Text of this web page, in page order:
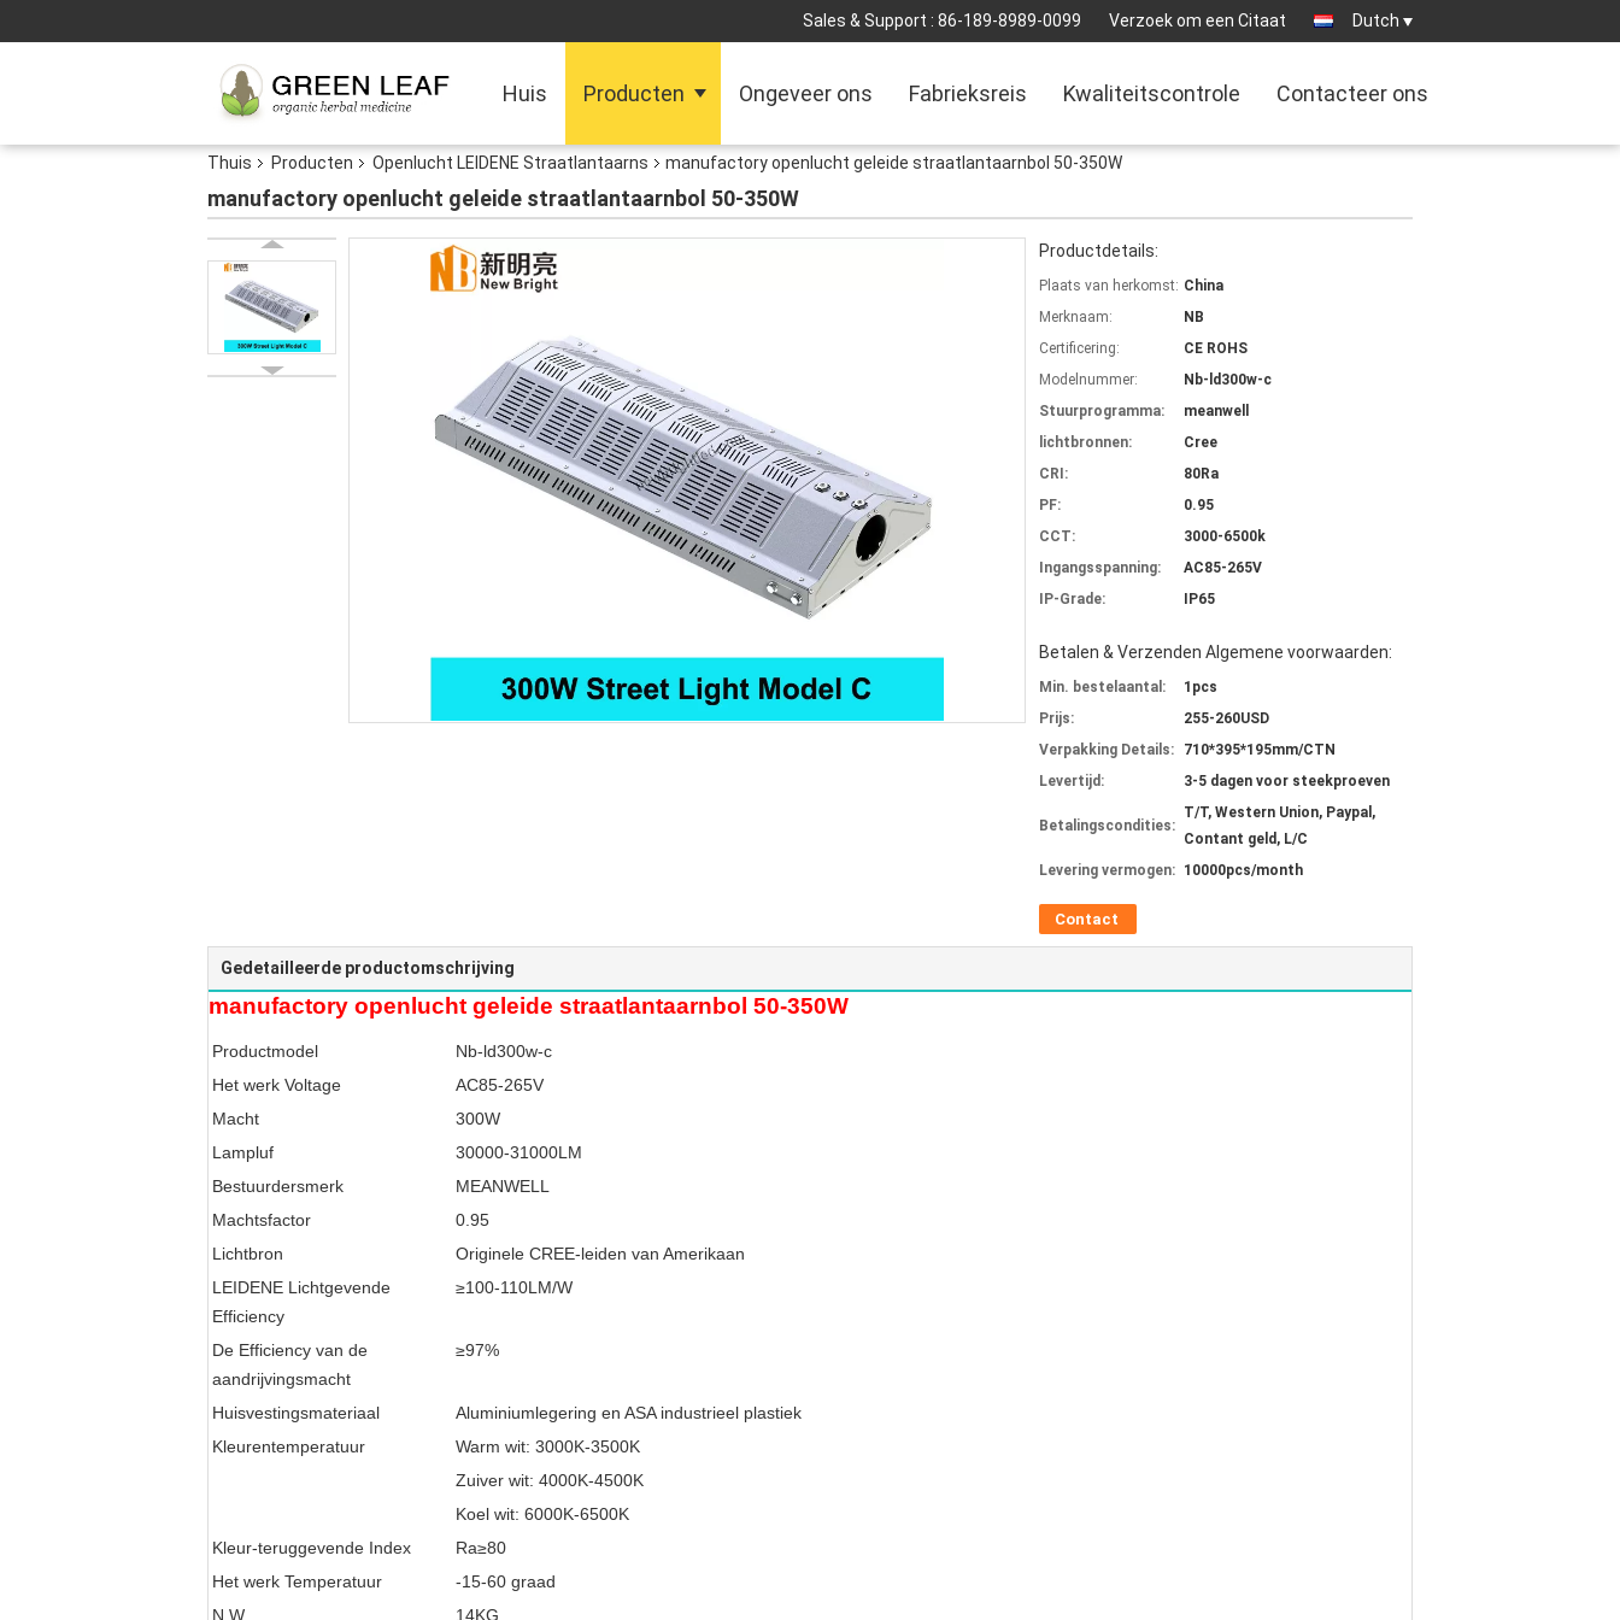
Sales & Support : 86-189-8989-0099 Verzoek om een Citaat Dutch
Huis Producten Ongeveer ons Fabrieksreis Kwaliteitscontrole Contacteer ons
Thuis Producten Openlucht LEIDENE Straatlantaarns manufactory openlucht geleide straatlantaarnbol 50-350W
manufactory openlucht geleide straatlantaarnbol 50-350W
Productdetails:
Plaats van herkomst: China
Merknaam:
NB
Certificering:
CE ROHS
Modelnummer:
Nb-ld300w-c
Stuurprogramma:
meanwell
lichtbronnen:
Cree
CRI:
80Ra
PF:
0.95
CCT:
3000-6500k
Ingangsspanning:
AC85-265V
IP-Grade:
IP65
Betalen & Verzenden Algemene voorwaarden:
Min. bestelaantal:
1pcs
Prijs:
255-260USD
Verpakking Details:
710*395*195mm/CTN
Levertijd:
3-5 dagen voor steekproeven
Betalingscondities:
T/T, Western Union, Paypal,
Contant geld, L/C
Levering vermogen: 10000pcs/month
Contact
Gedetailleerde productomschrijving
manufactory openlucht geleide straatlantaarnbol 50-350W
Productmodel
Nb-ld300w-c
Het werk Voltage
AC85-265V
Macht
300W
Lampluf
30000-31000LM
Bestuurdersmerk
MEANWELL
Machtsfactor
0.95
Lichtbron
Originele CREE-leiden van Amerikaan
LEIDENE Lichtgevende
Efficiency
≥100-110LM/W
De Efficiency van de
aandrijvingsmacht
≥97%
Huisvestingsmateriaal
Aluminiumlegering en ASA industrieel plastiek
Kleurentemperatuur
Warm wit: 3000K-3500K
Zuiver wit: 4000K-4500K
Koel wit: 6000K-6500K
Kleur-teruggevende Index
Ra≥80
Het werk Temperatuur
-15-60 graad
N.W
14KG